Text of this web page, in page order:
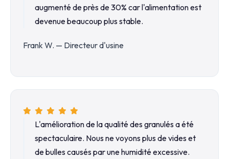
augmenté de près de 30% car l'alimentation est
devenue beaucoup plus stable.
Frank W. — Directeur d'usine
L'amélioration de la qualité des granulés a été
spectaculaire. Nous ne voyons plus de vides et
de bulles causés par une humidité excessive.